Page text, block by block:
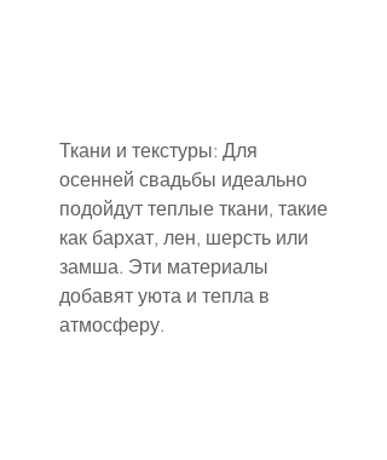
Ткани и текстуры: Для
осенней свадьбы идеально
подойдут теплые ткани, такие
как бархат, лен, шерсть или
замша. Эти материалы
добавят уюта и тепла в
атмосферу.